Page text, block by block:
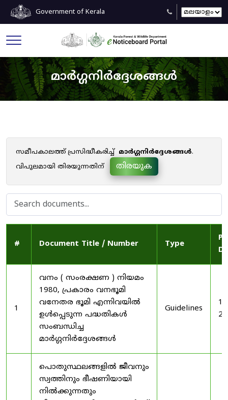
Government of Kerala
മാർഗ്ഗനിർദ്ദേശങ്ങൾ
സമീപകാലത്ത് പ്രസിദ്ധീകരിച്ച് മാർഗ്ഗനിർദ്ദേശങ്ങൾ.
വിപുലമായി തിരയുന്നതിന്
തിരയുക
# Document Title / Number Type
1
വനം ( സംരക്ഷണ ) നിയമം
1980, പ്രകാരം വനഭൂമി
വനേതര ഭൂമി എന്നിവയിൽ
ഉൾപ്പെടുന്ന പദ്ധതികൾ
സംബന്ധിച്ച
മാർഗ്ഗനിർദ്ദേശങ്ങൾ
Guidelines
പൊതുസ്ഥലങ്ങളിൽ ജീവനും
സ്വത്തിനും ഭീഷണിയായി
നിൽക്കുന്നതും